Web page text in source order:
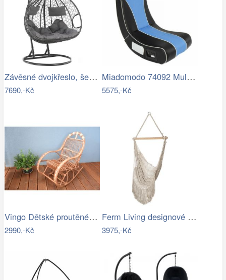
Závěsné dvojkřeslo, šedá, DALVEA 2 NEW…
7690,-Kč
Miadomodo 74092 Multimediální křeslo,…
5575,-Kč
Vingo Dětské proutěné houpací křeslo
2990,-Kč
Ferm Living designové houpací sítě Path…
3975,-Kč